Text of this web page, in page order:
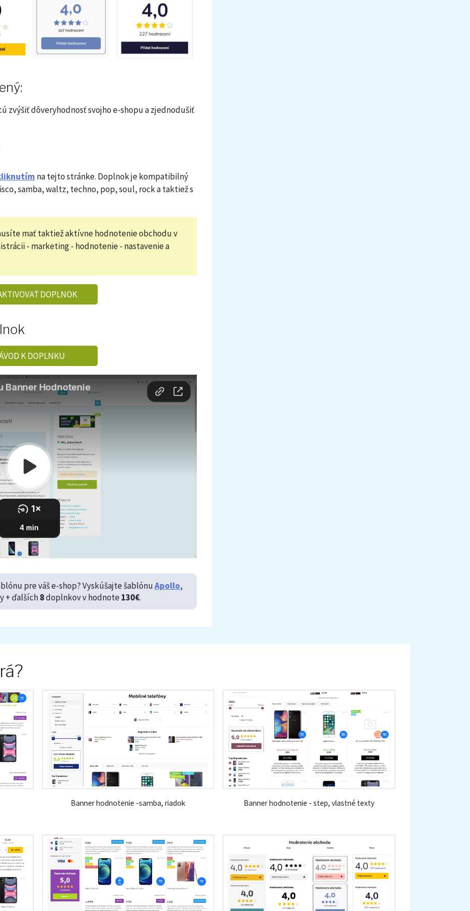
zvýšiť dôveryhodnosť svojho e-shopu a zjednodušiť
na tejto stránke. Doplnok je kompatibilný
samba, waltz, techno, pop, soul, rock a taktiež s
mať taktiež aktívne hodnotenie obchodu v
- marketing - hodnotenie - nastavenie a
DOPLNOK
K DOPLNKU
pre váš e-shop? Vyskúšajte šablónuApollo,
+ ďalších8doplnkov v hodnote 130€.
Banner hodnotenie -samba, riadok Banner hodnotenie - step, vlastné texty